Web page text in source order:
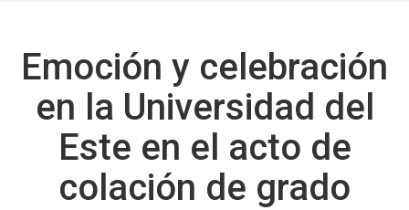
Emoción y celebración
en la Universidad del
Este en el acto de
colación de grado